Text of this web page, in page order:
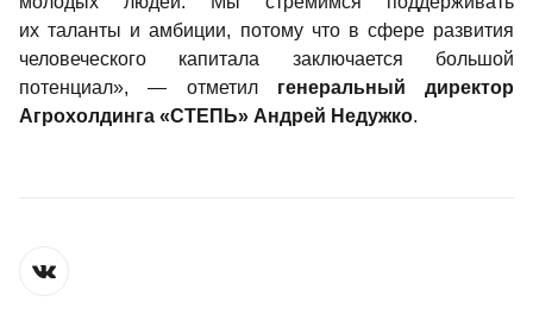
их таланты и амбиции, потому что в сфере развития
человеческого капитала заключается большой
потенциал», — отметил генеральный директор
Агрохолдинга «СТЕПЬ» Андрей Недужко.